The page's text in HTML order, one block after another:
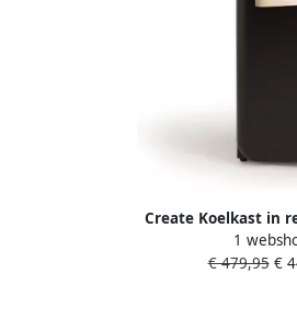
Create Koelkast in
Handvat Zand
1
€ 479,95€